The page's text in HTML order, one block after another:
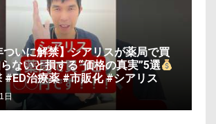
ついに解禁】シアリスが薬局で買
ないと損する“価格の真実”5選
#ED治療薬 #市販化 #シアリス
日